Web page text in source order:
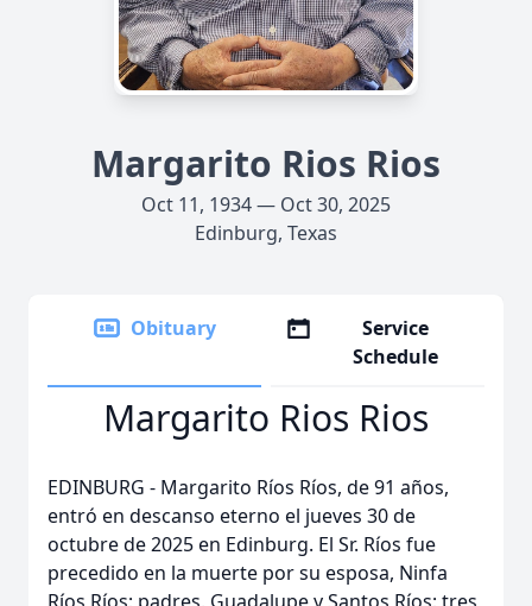
Margarito Rios Rios
Oct 11, 1934 — Oct 30, 2025
Edinburg, Texas
Obituary
Service
Schedule
Margarito Rios Rios
EDINBURG - Margarito Ríos Ríos, de 91 años,
entró en descanso eterno el jueves 30 de
octubre de 2025 en Edinburg. El Sr. Ríos fue
precedido en la muerte por su esposa, Ninfa